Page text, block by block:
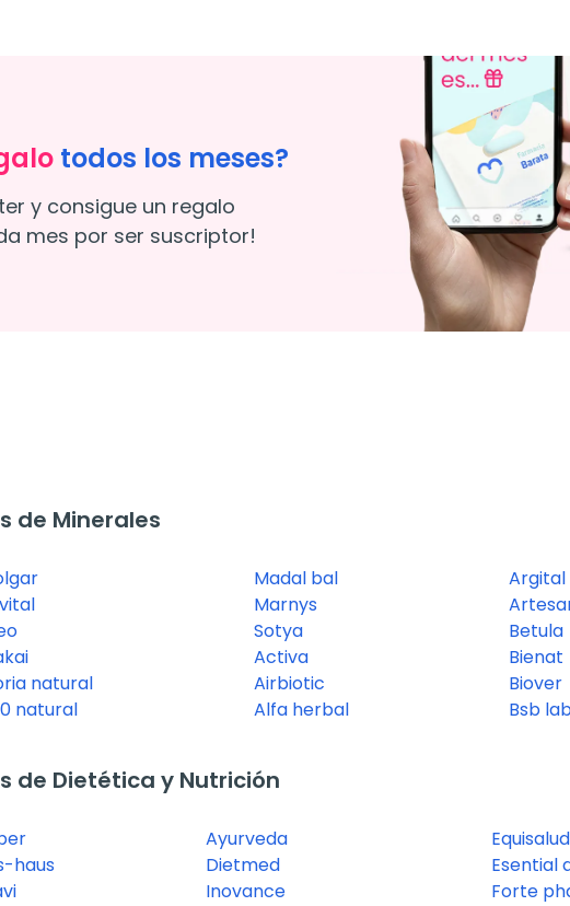
todos los meses?
y consigue un regalo
mes por ser suscriptor!
de Minerales
natural
natural
Madal bal
Marnys
Sotya
Activa
Airbiotic
Alfa herbal
Argital
Betula
Bienat
Biover
Bsb
de Dietética y Nutrición
haus
Ayurveda
Dietmed
Inovance
Equisalud
Esential
Forte